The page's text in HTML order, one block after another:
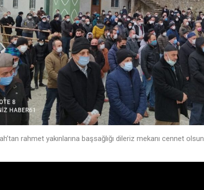
rahmet yakınlarına başsağlığı dileriz mekanı cennet olsun